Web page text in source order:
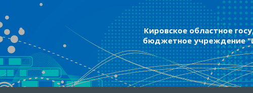
Кировское областное
бюджетное учреждение